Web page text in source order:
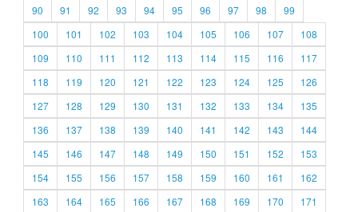
90
91 92 93 94 95 96 97 98
99
100
101 102 103 104 105 106 107
108
109
110 111 112 113 114 115 116
117
118
119 120 121 122 123 124 125
126
127
128 129 130 131 132 133 134
135
136
137 138 139 140 141 142 143
144
145
146 147 148 149 150 151 152
153
154
155 156 157 158 159 160 161
162
163
164 165 166 167 168 169 170
171